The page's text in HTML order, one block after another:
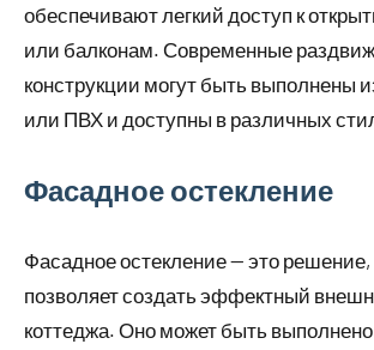
обеспечивают легкий доступ к
или балконам. Современные
конструкции могут быть выполнены
или ПВХ и доступны в различных
Фасадное остекление
Фасадное остекление — это решение,
позволяет создать эффектный
коттеджа. Оно может быть